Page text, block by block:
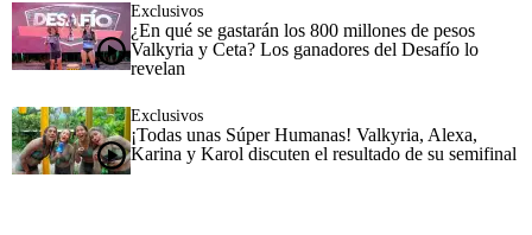
Exclusivos
¿En qué se gastarán los 800 millones de pesos
Valkyria y Ceta? Los ganadores del Desafío lo
revelan
Exclusivos
¡Todas unas Súper Humanas! Valkyria, Alexa,
Karina y Karol discuten el resultado de su semifinal